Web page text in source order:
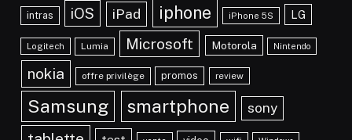
intras iOS iPad iphone iPhone 5S LG
Logitech Lumia Microsoft Motorola Nintendo
nokia offre privilège promos review
Samsung smartphone sony